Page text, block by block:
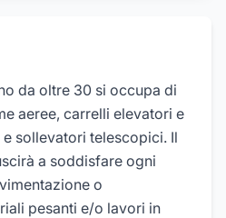
da oltre 30 si occupa di
aeree, carrelli elevatori e
sollevatori telescopici. Il
a soddisfare ogni
o
pesanti e/o lavori in